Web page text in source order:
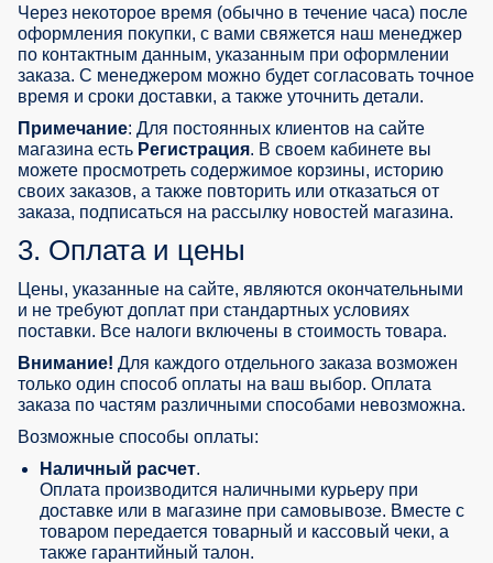
Через некоторое время (обычно в течение часа) после
оформления покупки, с вами свяжется наш менеджер
по контактным данным, указанным при оформлении
заказа. С менеджером можно будет согласовать точное
время и сроки доставки, а также уточнить детали.
Примечание: Для постоянных клиентов на сайте
магазина есть Регистрация. В своем кабинете вы
можете просмотреть содержимое корзины, историю
своих заказов, а также повторить или отказаться от
заказа, подписаться на рассылку новостей магазина.
3. Оплата и цены
Цены, указанные на сайте, являются окончательными
и не требуют доплат при стандартных условиях
поставки. Все налоги включены в стоимость товара.
Внимание! Для каждого отдельного заказа возможен
только один способ оплаты на ваш выбор. Оплата
заказа по частям различными способами невозможна.
Возможные способы оплаты:
Наличный расчет.
Оплата производится наличными курьеру при
доставке или в магазине при самовывозе. Вместе с
товаром передается товарный и кассовый чеки, а
также гарантийный талон.